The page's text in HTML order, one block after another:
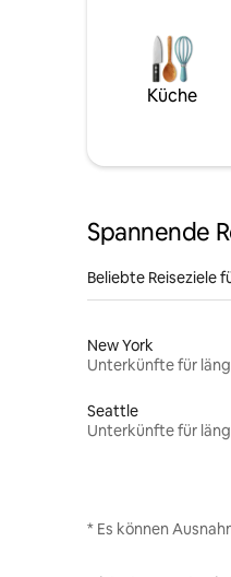
Küche
Spannende
Beliebte Reiseziele
New York
Seattle
* Es können